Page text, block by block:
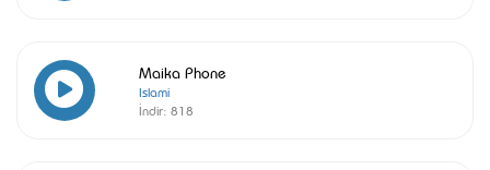
Maika Phone
Islami
İndir: 818